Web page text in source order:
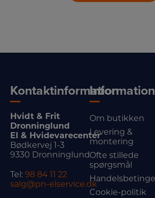
Kontaktinformation
Hvidt & Frit
Dronninglund
El & Hvidevarecenter
Bødkervej 1-3
9330 Dronninglund
Tel: 98 84 11 22
salg@pn-elservice.dk
Information
Om butikken
Levering &
montering
Ofte stillede
spørgsmål
Cookie-politik